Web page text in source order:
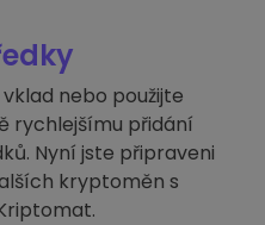
nebo použijte
rychlejšímu přidání
Nyní jste připraveni
kryptoměn s